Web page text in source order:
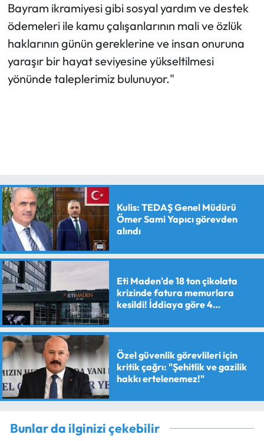
Bayram ikramiyesi gibi sosyal yardım ve destek
ödemeleri ile kamu çalışanlarının mali ve özlük
haklarının günün gereklerine ve insan onuruna
yaraşır bir hayat seviyesine yükseltilmesi
yönünde taleplerimiz bulunuyor."
Kulis: TEDAŞ Genel Müdürü
Ömer Sami Yapıcı görevden
alındı
Eti Maden'de 18 ton çikolata
krizinde fatura memurlara
kesildi! İddiaya göre 4
verildi
Özel güvenlik görevlileri için
kritik çağrı: "Şehitlik ve gazilik
hakkı ertelenemez!"
Bunlar da ilginizi çekebilir